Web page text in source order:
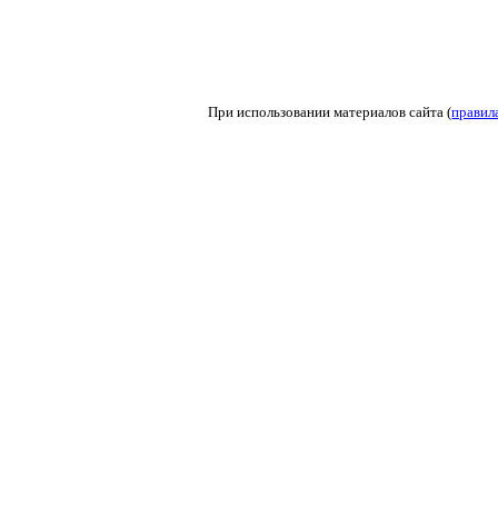
При использовании материалов сайта (